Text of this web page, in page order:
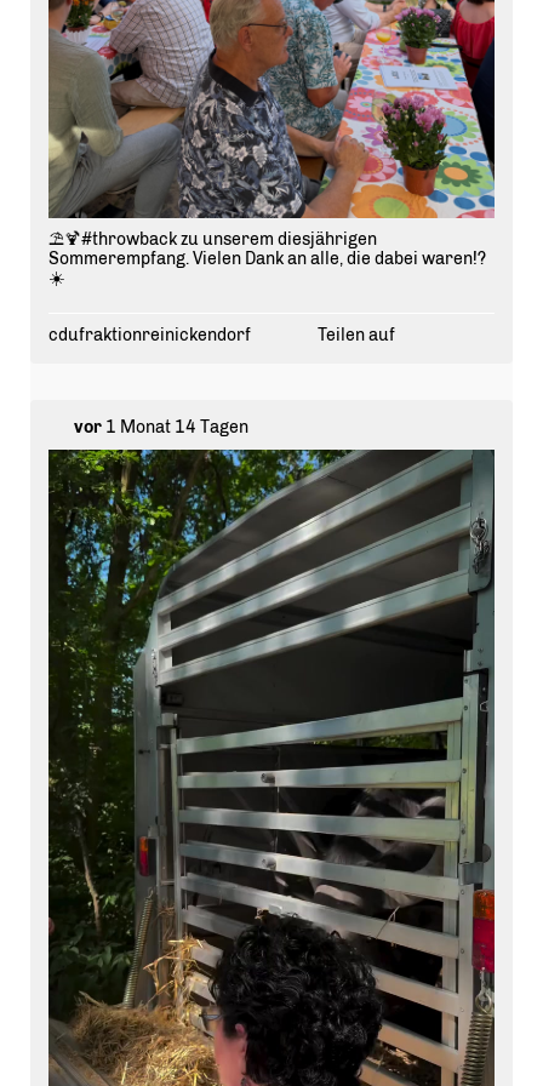
⛱️🍹#throwback zu unserem diesjährigen
Sommerempfang. Vielen Dank an alle, die dabei waren!?
☀️
cdufraktionreinickendorf Teilen auf
vor1 Monat 14 Tagen